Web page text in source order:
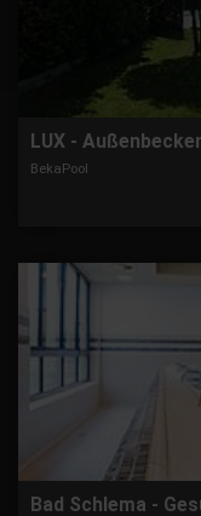
LUX -
BekaPool
Bad Schlema -